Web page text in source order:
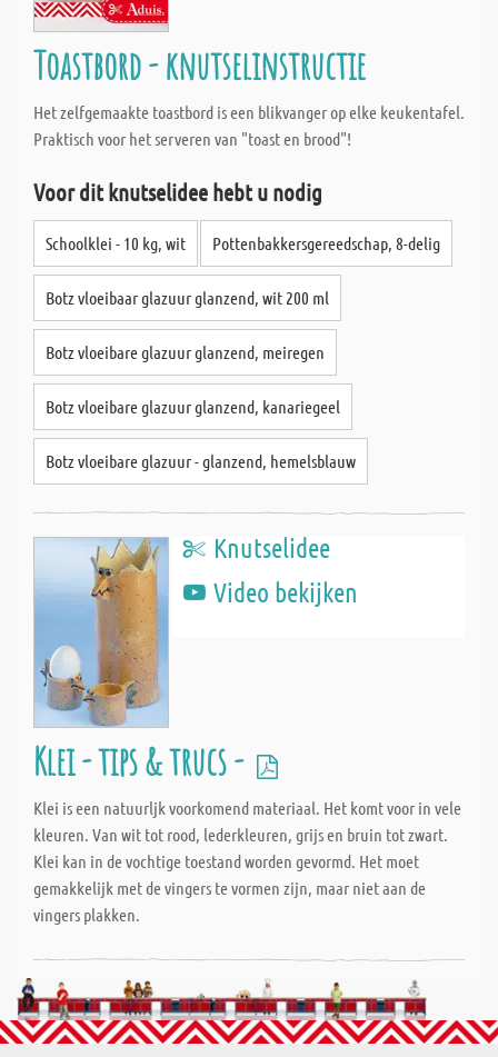
Toastbord - knutselinstructie
Het zelfgemaakte toastbord is een blikvanger op elke keukentafel.
Praktisch voor het serveren van "toast en brood"!
Voor dit knutselidee hebt u nodig
Schoolklei - 10 kg, wit Pottenbakkersgereedschap, 8-delig
Botz vloeibaar glazuur glanzend, wit 200 ml
Botz vloeibare glazuur glanzend, meiregen
Botz vloeibare glazuur glanzend, kanariegeel
Botz vloeibare glazuur - glanzend, hemelsblauw
Knutselidee
Video bekijken
Klei - tips & trucs -
Klei is een natuurljk voorkomend materiaal. Het komt voor in vele
kleuren. Van wit tot rood, lederkleuren, grijs en bruin tot zwart.
Klei kan in de vochtige toestand worden gevormd. Het moet
gemakkelijk met de vingers te vormen zijn, maar niet aan de
vingers plakken.